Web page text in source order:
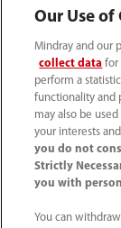
© 2026
Ltd. Tutti i
Mindray
con il
pubblicato sul
Our Use of
Mindray and our
collect data for
perform a
functionality and
may also be
your interests
you do not
Strictly
you with
You can